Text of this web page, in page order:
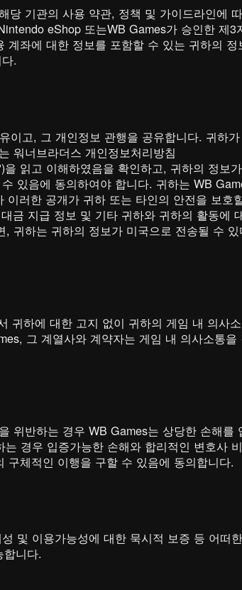
기관의 사용 약관, 정책 및 가이드라인에
eShop 또는WB Games가 승인한 제3
좌에 대한 정보를 포함할 수 있는 귀하의
.
고, 그 개인정보 관행을 공유합니다. 귀하
워너브라더스 개인정보처리방침
읽고 이해하였음을 확인하고, 귀하의 정보
있음에 동의하여야 합니다. 귀하는 WB
러한 공개가 귀하 또는 타인의 안전을 보호
금 지급 정보 및 기타 귀하와 귀하의 활동에
귀하는 귀하의 정보가 미국으로 전송될 수
귀하에 대한 고지 없이 귀하의 게임 내 의사
그 계열사와 계약자는 게임 내 의사소통
위반하는 경우 WB Games는 상당한 손해를
경우 입증가능한 손해와 합리적인 변호사
체적인 이행을 구할 수 있음에 동의합니다.
및 이용가능성에 대한 묵시적 보증 등 어떠
니다.